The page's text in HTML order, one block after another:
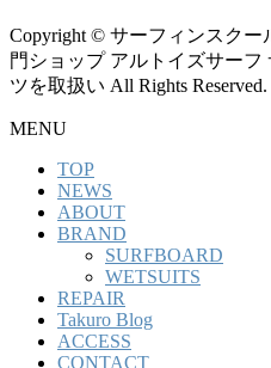
Copyright © サーフィンスク
門ショップ アルトイズサー
ツを取扱い All Rights Reserved.
MENU
TOP
NEWS
ABOUT
BRAND
SURFBOARD
WETSUITS
REPAIR
Takuro Blog
ACCESS
CONTACT